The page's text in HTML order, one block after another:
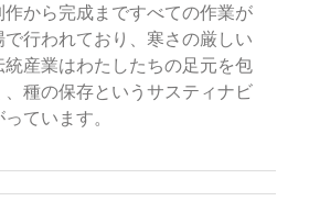
から完成まですべての作業が
行われており、寒さの厳しい
産業はわたしたちの足元を包
種の保存というサスティナビ
ています。